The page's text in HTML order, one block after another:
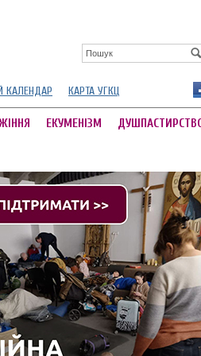
КАЛЕНДАР КАРТА УГКЦ
ЕКУМЕНІЗМ